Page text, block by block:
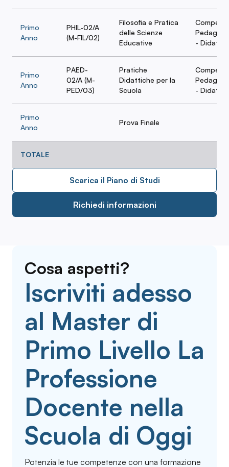
Primo
Anno
PHIL-02/A
(M-FIL/02)
Filosofia e Pratica
delle Scienze
Educative
-
Primo
Anno
PAED-
02/A (M-
PED/03)
Pratiche
Didattiche per la
Scuola
-
Primo
Anno
Prova Finale
TOTALE
Scarica il Piano di Studi
Richiedi informazioni
Cosa aspetti?
Iscriviti adesso
al Master di
Primo Livello La
Professione
Docente nella
Scuola di Oggi
Potenzia le tue competenze con una formazione